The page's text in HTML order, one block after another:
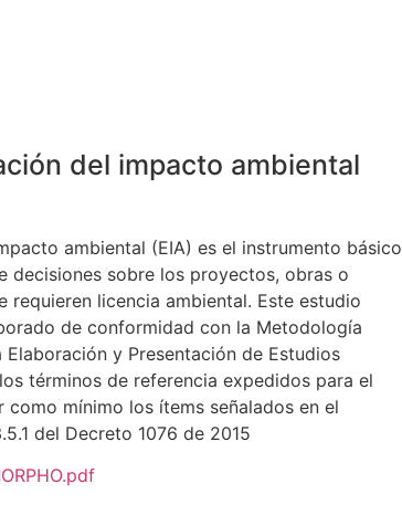
del impacto ambiental
ambiental (EIA) es el instrumento básico
decisiones sobre los proyectos, obras o
requieren licencia ambiental. Este estudio
de conformidad con la Metodología
Elaboración y Presentación de Estudios
términos de referencia expedidos para el
como mínimo los ítems señalados en el
del Decreto 1076 de 2015